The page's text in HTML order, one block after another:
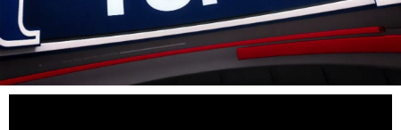
Спорт
Нийгэм